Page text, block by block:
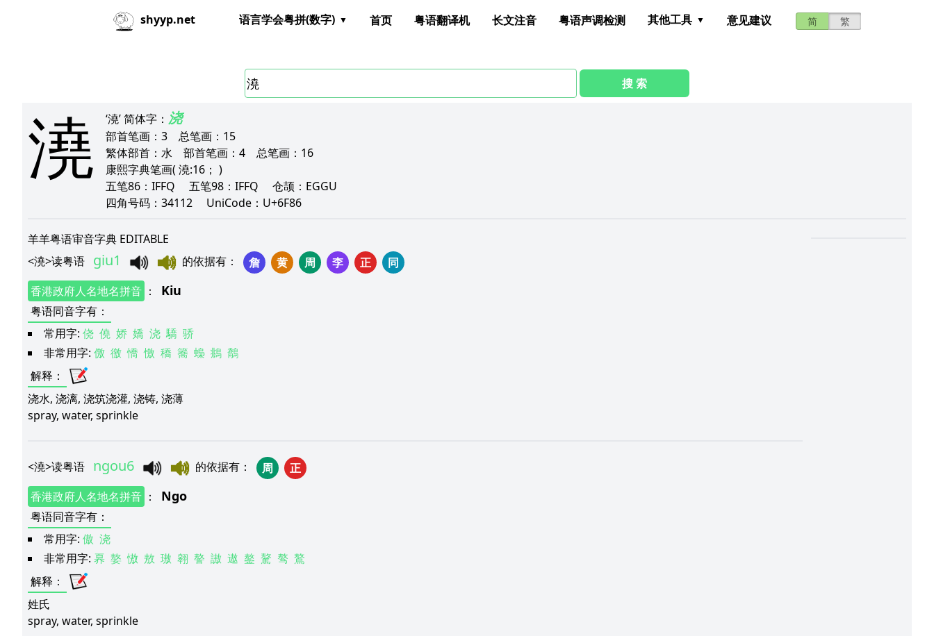
shyyp.net 简 繁
语言学会粤拼(数字) 首页 粤语翻译机 长文注音 粤语声调检测 其他工具 意见建议
搜 索
澆 ‘澆’简体字： 浇
部首笔画： 3 总笔画： 15
繁体部首： 水 部首笔画： 4 总笔画： 16
康熙字典笔画( 澆:16； )
五笔86： IFFQ 五笔98： IFFQ 仓颉： EGGU
四角号码： 34112 UniCode： U+6F86
羊羊粤语审音字典 EDITABLE
<澆>读粤语 giu1 的依据有 ： 詹 黄 周 李 正
同
香港政府人名地名拼音 ： Kiu
粤语同音字有 ：
常用字: 侥 僥 娇 嬌 浇 驕 骄
非常用字: 儌 徼 憍 憿 穚 簥 蟂 鴵 鷮
解释 ：
浇水, 浇漓, 浇筑浇灌, 浇铸, 浇薄
spray, water, sprinkle
<澆>读粤语 ngou6 的依据有 ： 周
正
香港政府人名地名拼音 ： Ngo
粤语同音字有 ：
常用字: 傲 浇
非常用字: 奡 嫯 慠 敖 璈 翱 謷 謸 遨 鏊 驁 骜 鷔
解释 ：
姓氏
spray, water, sprinkle